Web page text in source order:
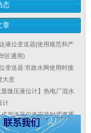
态
章
液位变送器|使用规范和产
区通用)
变送器:市政水网使用时接
大意
显微压液位计】热电厂混水
计
变送器仪表安装时需要重